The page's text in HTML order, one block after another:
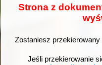
Strona z
Zostaniesz przekierowany
Jeśli przekierowanie